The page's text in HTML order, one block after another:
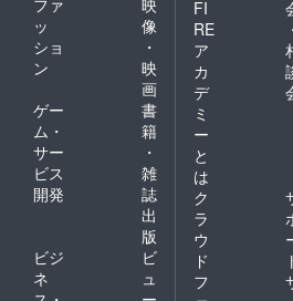
ッ
ショ
ン
像
・
映
画
ゲー
ム・
サー
ビス
開発
書
籍
・
雑
誌
出
版
ビジ
ネ
ビ
ュ
FI
RE
ア
カ
デ
ミ
ー
と
は
ク
ラ
ウ
ド
フ